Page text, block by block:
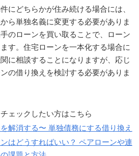
にどちらかが住み続ける場合には、
ら単独名義に変更する必要がありま
のローンを買い取ることで、ローン
す。住宅ローンを一本化する場合に
に相談することになりますが、応じ
の借り換えを検討する必要がありま
ェックしたい方はこちら
解消する〜 単独債務にする借り換え
はどうすればいい？ ペアローンや連